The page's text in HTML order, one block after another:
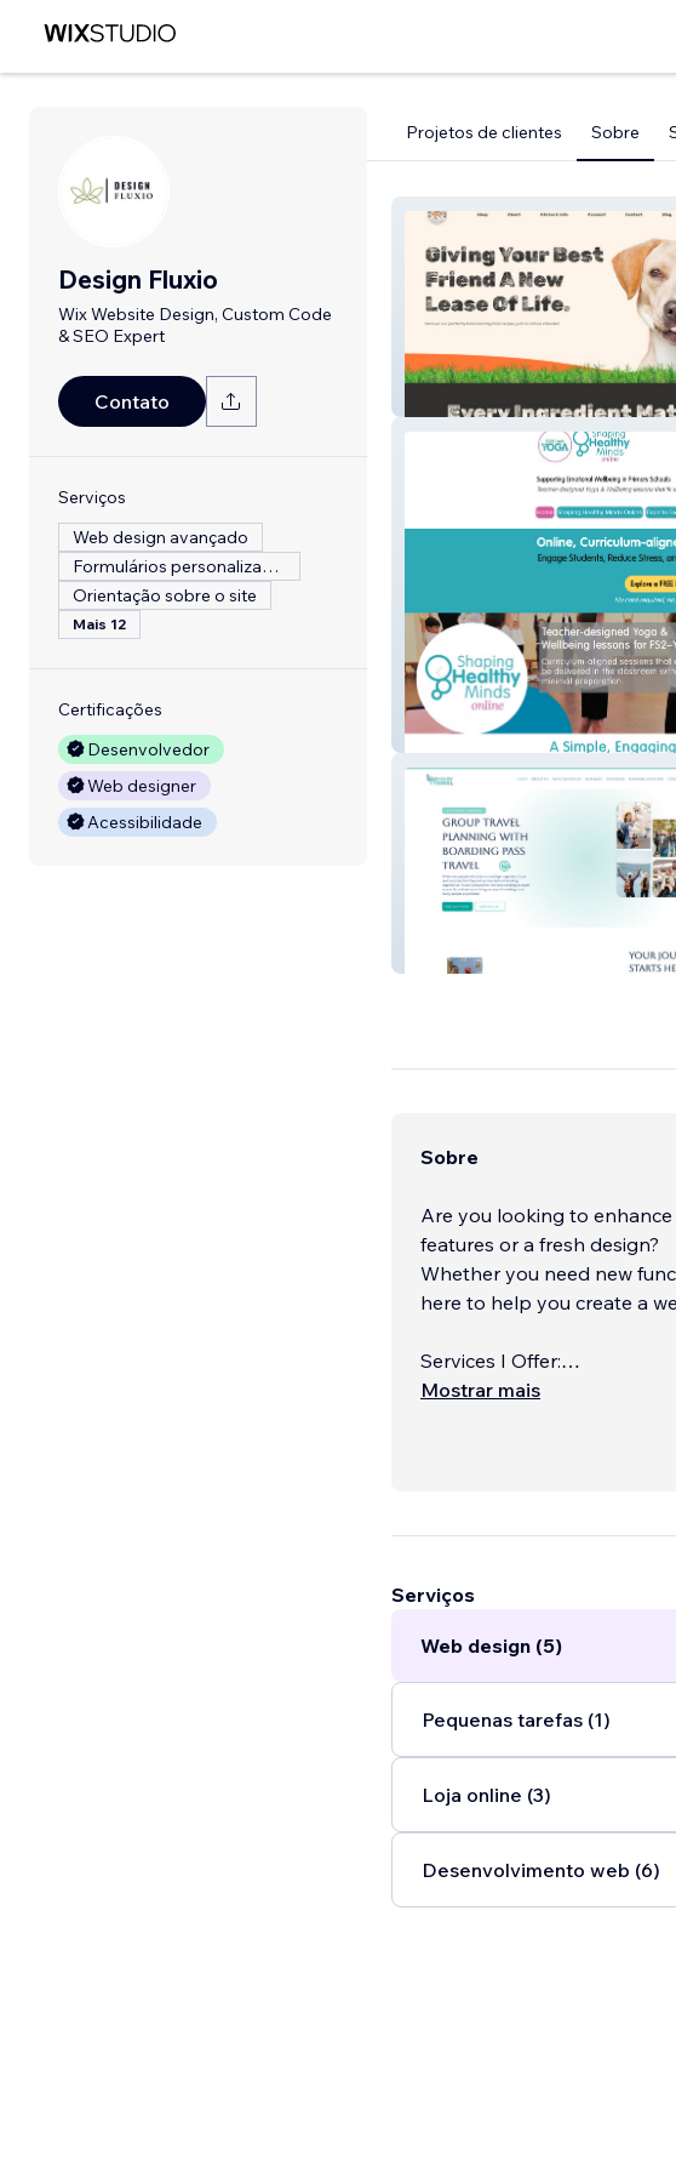
Design Fluxio
Wix Website Design, Custom Code
& SEO Expert
Contato
Serviços
Web design avançado
Formulários personalizados
Orientação sobre o site
Mais 12
Certificações
Desenvolvedor
Web designer
Acessibilidade
Projetos de clientes Sobre
Circle of Life
Kids Love Yoga
Boarding Pass Travel
Sobre
Are you looking to
features or a fresh design?
Whether you need new
here to help you create a
Services I Offer:
Web Development:
Mostrar mais
Serviços
Web design (5)
Pequenas tarefas (1)
Loja online (3)
Desenvolvimento web (6)